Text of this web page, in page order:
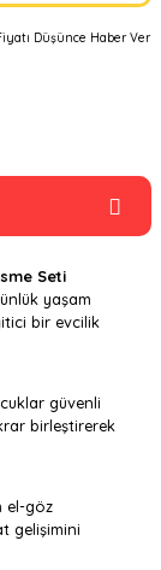
Düşünce Haber Ver
Seti
yaşam
bir evcilik
güvenli
birleştirerek
el-göz
gelişimini